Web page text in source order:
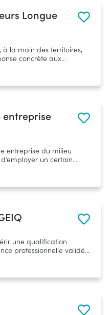
Longue
à la main des territoires,
concrète aux
en les embauchant en
des entreprises de
entreprise
entreprise du milieu
un certain
handicapés pour leur
professionnelle dans un
afin qu’ils
une qualification
professionnelle validée
débouchant sur un
personnel formé